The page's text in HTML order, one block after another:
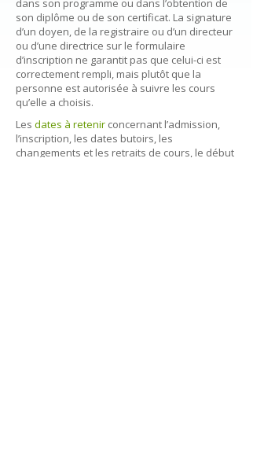
son diplôme ou de son certificat. La signature
d’un doyen, de la registraire ou d’un directeur
ou d’une directrice sur le formulaire
d’inscription ne garantit pas que celui-ci est
correctement rempli, mais plutôt que la
personne est autorisée à suivre les cours
qu’elle a choisis.
Les dates à retenir concernant l’admission,
l’inscription, les dates butoirs, les
changements et les retraits de cours, le début